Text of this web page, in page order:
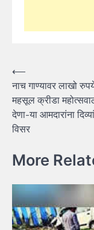
Post
navigation
⟵
नाच गाण्यावर लाखो
महसूल क्रीडा
देणा-या आमदारांना
विसर
More